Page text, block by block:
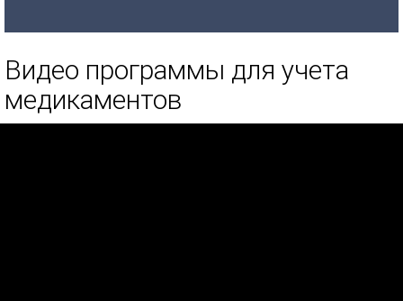
Видео программы для учета
медикаментов